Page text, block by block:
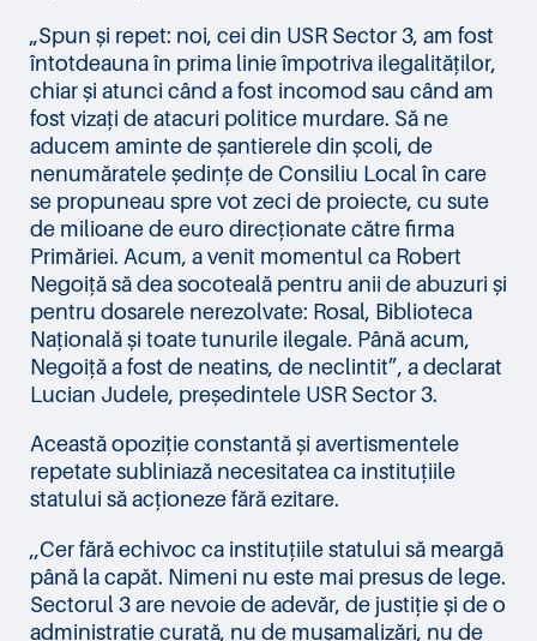
„Spun și repet: noi, cei din USR Sector 3, am fost
întotdeauna în prima linie împotriva ilegalităților,
chiar și atunci când a fost incomod sau când am
fost vizați de atacuri politice murdare. Să ne
aducem aminte de șantierele din școli, de
nenumăratele ședințe de Consiliu Local în care
se propuneau spre vot zeci de proiecte, cu sute
de milioane de euro direcționate către firma
Primăriei. Acum, a venit momentul ca Robert
Negoiță să dea socoteală pentru anii de abuzuri și
pentru dosarele nerezolvate: Rosal, Biblioteca
Națională și toate tunurile ilegale. Până acum,
Negoiță a fost de neatins, de neclintit”, a declarat
Lucian Judele, președintele USR Sector 3.
Această opoziție constantă și avertismentele
repetate subliniază necesitatea ca instituțiile
statului să acționeze fără ezitare.
,,Cer fără echivoc ca instituțiile statului să meargă
până la capăt. Nimeni nu este mai presus de lege.
Sectorul 3 are nevoie de adevăr, de justiție și de o
administrație curată, nu de mușamalizări, nu de